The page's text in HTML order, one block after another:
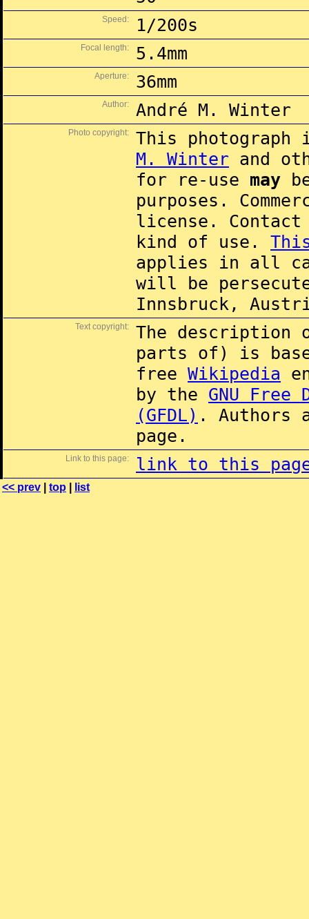
Speed: 1/200s
Focal length: 5.4mm
Aperture: 36mm
Author: André M. Winter
Photo copyright:
This
M. Winter and
for re-use may
purposes.
license.
kind of use.
applies in all
will be
Innsbruck,
Text copyright:
The description
parts of) is
free Wikipedia
by the GNU Free
(GFDL) . Authors
page.
Link to this page: link to this
<< prev top list